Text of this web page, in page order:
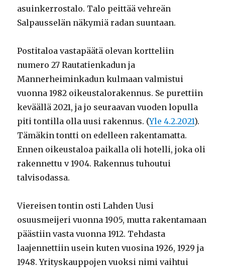
asuinkerrostalo. Talo peittää vehreän
Salpausselän näkymiä radan suuntaan.
Postitaloa vastapäätä olevan kortteliin
numero 27 Rautatienkadun ja
Mannerheiminkadun kulmaan valmistui
vuonna 1982 oikeustalorakennus. Se purettiin
keväällä 2021, ja jo seuraavan vuoden lopulla
piti tontilla olla uusi rakennus. (Yle 4.2.2021).
Tämäkin tontti on edelleen rakentamatta.
Ennen oikeustaloa paikalla oli hotelli, joka oli
rakennettu v 1904. Rakennus tuhoutui
talvisodassa.
Viereisen tontin osti Lahden Uusi
osuusmeijeri vuonna 1905, mutta rakentamaan
päästiin vasta vuonna 1912. Tehdasta
laajennettiin usein kuten vuosina 1926, 1929 ja
1948. Yrityskauppojen vuoksi nimi vaihtui